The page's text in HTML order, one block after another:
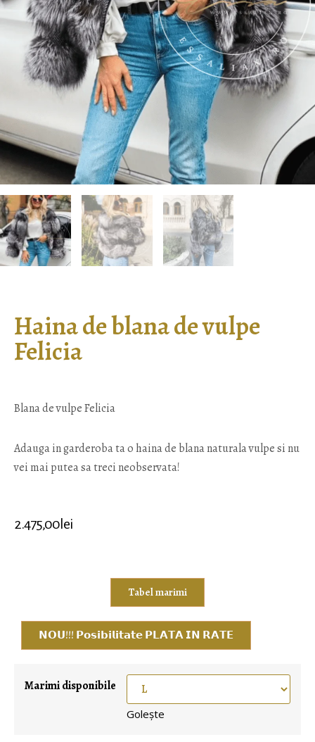
Haina de blana de vulpe
Felicia
Blana de vulpe Felicia
Adauga in garderoba ta o haina de blana naturala vulpe si nu
vei mai putea sa treci neobservata!
2.475,00 lei
Tabel marimi
𝗡𝗢𝗨!!! 𝗣𝗼𝘀𝗶𝗯𝗶𝗹𝗶𝘁𝗮𝘁𝗲 𝗣𝗟𝗔𝗧𝗔 𝗜𝗡 𝗥𝗔𝗧𝗘
Marimi disponibile
Golește